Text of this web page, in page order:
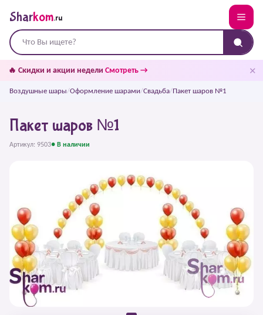
Sharkom.ru
🔥 Скидки и акции недели Смотреть → ✕
Воздушные шары/Оформление шарами/Свадьба/Пакет шаров №1
Пакет шаров №1
Артикул: 9503● В наличии